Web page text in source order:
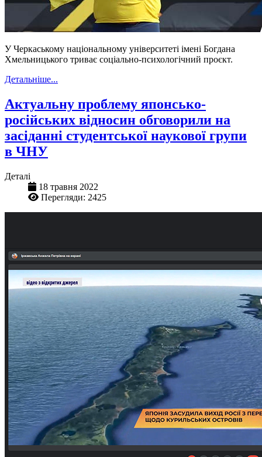
У Черкаському національному університеті імені Богдана
Хмельницького триває соціально-психологічний проєкт.
Детальніше...
Актуальну проблему японсько-
російських відносин обговорили на
засіданні студентської наукової групи
в ЧНУ
Деталі
18 травня 2022
Перегляди: 2425